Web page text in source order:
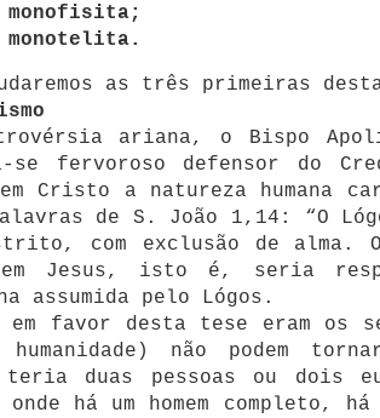
as três primeiras
ariana, o Bispo
se fervoroso defensor do
Cristo a natureza humana
de S. João 1,14: “O
com exclusão de alma.
em Jesus, isto é, seria
assumida pelo Lógos.
em favor desta tese eram os
humanidade) não podem
duas pessoas ou dois
há um homem completo, há